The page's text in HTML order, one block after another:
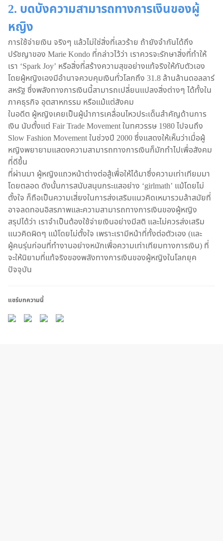
2. บดบังความสามารถทางการเงินของผู้
หญิง
การใช้จ่ายเงิน จริงๆ แล้วไม่ใช่สิ่งที่เลวร้าย ถ้ายังจำกันได้ถึง
ปรัชญาของ Marie Kondo ที่กล่าวไว้ว่า เราควรจะรักษาสิ่งที่ทำให้
เรา ‘Spark Joy’ หรือสิ่งที่สร้างความสุขอย่างแท้จริงให้กับตัวเอง
โดยผู้หญิงเองมีอำนาจควบคุมเงินทั่วโลกถึง 31.8 ล้านล้านดอลลาร์
สหรัฐ ซึ่งพลังทางการเงินนี้สามารถเปลี่ยนแปลงสิ่งต่างๆ ได้ทั้งใน
ภาคธุรกิจ อุตสาหกรรม หรือแม้แต่สังคม
ในอดีต ผู้หญิงเคยเป็นผู้นำการเคลื่อนไหวประเด็นสำคัญด้านการ
เงิน นับตั้งแต่ Fair Trade Movement ในทศวรรษ 1980 ไปจนถึง
Slow Fashion Movement ในช่วงปี 2000 ซึ่งแสดงให้เห็นว่าเมื่อผู้
หญิงพยายามแสดงความสามารถทางการเงินก็มักทำไปเพื่อสังคม
ที่ดีขึ้น
ที่ผ่านมา ผู้หญิงแถวหน้าต่างต่อสู้เพื่อให้ได้มาซึ่งความเท่าเทียมมา
โดยตลอด ดังนั้นการสนับสนุนกระแสอย่าง ‘girlmath’ แม้โดยไม่
ตั้งใจ ก็ถือเป็นความเสี่ยงในการส่งเสริมแนวคิดเหมารวมล้าสมัยที่
อาจลดทอนอิสรภาพและความสามารถทางการเงินของผู้หญิง
สรุปได้ว่า เราจำเป็นต้องใช้จ่ายเงินอย่างมีสติ และไม่ควรส่งเสริม
แนวคิดผิดๆ แม้โดยไม่ตั้งใจ เพราะเรามีหน้าที่ทั้งต่อตัวเอง (และ
ผู้คนรุ่นก่อนที่ทำงานอย่างหนักเพื่อความเท่าเทียมทางการเงิน) ที่
จะให้นิยามที่แท้จริงของพลังทางการเงินของผู้หญิงในโลกยุค
ปัจจุบัน
แชร์บทความนี้